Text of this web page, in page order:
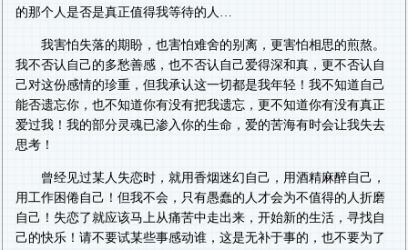
的那个人是否是真正值得我等待的人…
我害怕失落的期盼，也害怕难舍的别离，更害怕相思的煎熬。
我不否认自己的多愁善感，也不否认自己爱得深和真，更不否认自
己对这份感情的珍重，但我承认这一切都是我年轻！我不知道自己
能否遗忘你，也不知道你有没有把我遗忘，更不知道你有没有真正
爱过我！我的部分灵魂已渗入你的生命，爱的苦海有时会让我失去
思考！
曾经见过某人失恋时，就用香烟迷幻自己，用酒精麻醉自己，
用工作困倦自己！但我不会，只有愚蠢的人才会为不值得的人折磨
自己！失恋了就应该马上从痛苦中走出来，开始新的生活，寻找自
己的快乐！请不要试某些事感动谁，这是无补于事的，也不要为了